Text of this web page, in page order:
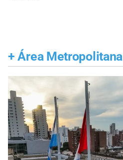
+ Área Metropolitana